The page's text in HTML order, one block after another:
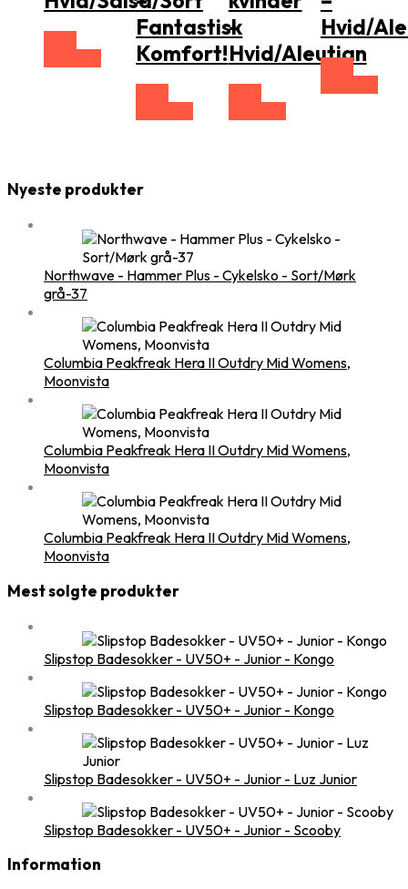
Fantastisk
Komfort!
–
Hvid/Aleutian
Hvid/
Vælg
Nyeste produkter
Northwave - Hammer Plus - Cykelsko - Sort/Mørk
grå-37
Columbia Peakfreak Hera II Outdry Mid Womens,
Moonvista
Columbia Peakfreak Hera II Outdry Mid Womens,
Moonvista
Columbia Peakfreak Hera II Outdry Mid Womens,
Moonvista
Mest solgte produkter
Slipstop Badesokker - UV50+ - Junior - Kongo
Slipstop Badesokker - UV50+ - Junior - Kongo
Slipstop Badesokker - UV50+ - Junior - Luz Junior
Slipstop Badesokker - UV50+ - Junior - Scooby
Information